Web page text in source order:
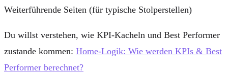
Weiterführende Seiten (für typische Stolperstellen)
Du willst verstehen, wie KPI-Kacheln und Best Performer
zustande kommen: Home-Logik: Wie werden KPIs & Best
Performer berechnet?